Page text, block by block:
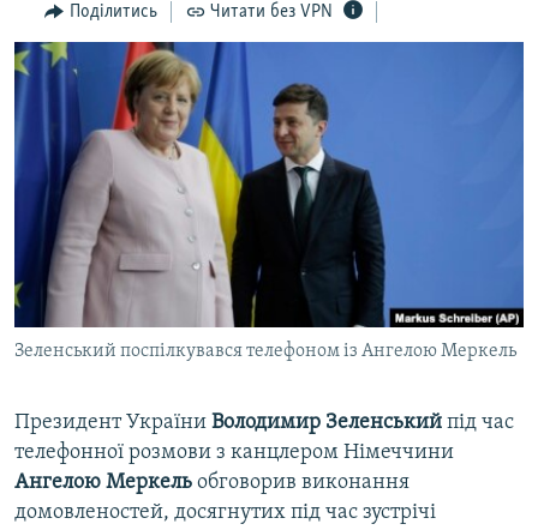
пошукуІНТЕРВ'Ю
ВСЕ ЗА ДЕНЬ
СПЕЦПРОЕКТИ
ДЕПОРТАЦІЯ
ВІДЕОУРОКИ «ELIFBE»
СВІДЧЕННЯ ОКУПАЦІЇ
УКРАЇНСЬКА ПРОБЛЕМА КРИМУ
ІНФОГРАФІКА
ЯК ОБІЙТИ БЛОКУВАННЯ
Русский
Qırımtatar
ДОЛУЧАЙСЯ!
Усі сайти RFE/RL
Поділитись Читати без VPN
Зеленський поспілкувався телефоном із Ангелою Меркель
Президент України Володимир Зеленський під час
телефонної розмови з канцлером Німеччини
Ангелою Меркель обговорив виконання
домовленостей, досягнутих під час зустрічі